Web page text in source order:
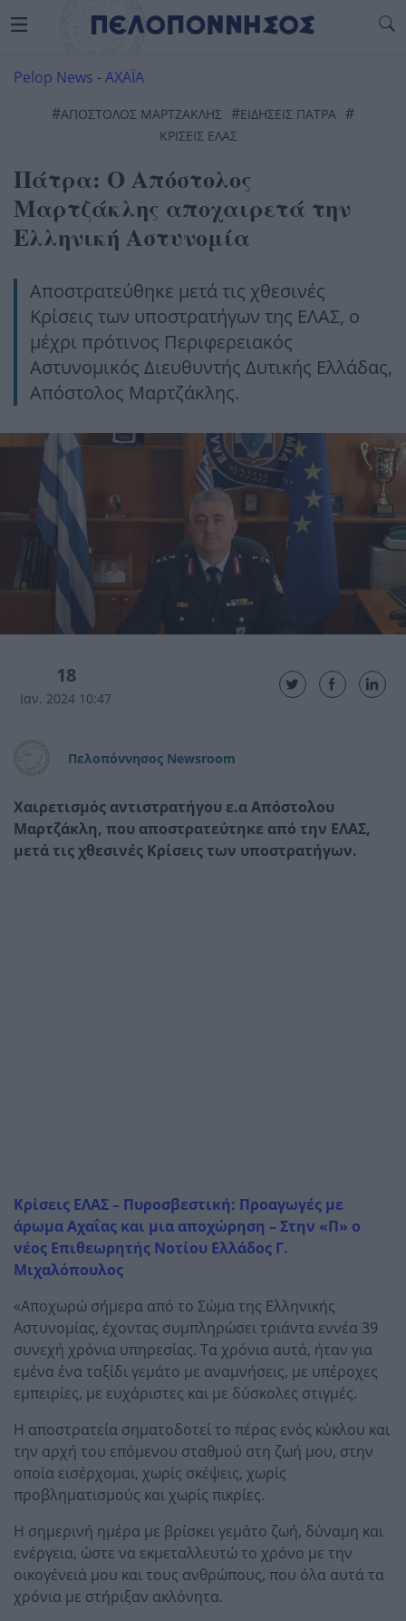
Pelop News -ΑΧΑΪΑ
#ΑΠΟΣΤΟΛΟΣ ΜΑΡΤΖΑΚΛΗΣ #ΕΙΔΗΣΕΙΣ ΠΑΤΡΑ #
ΚΡΙΣΕΙΣ ΕΛΑΣ
Πάτρα: Ο Απόστολος
Μαρτζάκλης αποχαιρετά την
Ελληνική Αστυνομία
Αποστρατεύθηκε μετά τις χθεσινές
Κρίσεις των υποστρατήγων της ΕΛΑΣ, ο
μέχρι πρότινος Περιφερειακός
Αστυνομικός Διευθυντής Δυτικής Ελλάδας,
Απόστολος Μαρτζάκλης.
18
Ιαν. 2024 10:47
Πελοπόννησος Newsroom
Χαιρετισμός αντιστρατήγου ε.α Απόστολου
Μαρτζάκλη, που αποστρατεύτηκε από την ΕΛΑΣ,
μετά τις χθεσινές Κρίσεις των υποστρατήγων.
Κρίσεις ΕΛΑΣ – Πυροσβεστική: Προαγωγές με
άρωμα Αχαΐας και μια αποχώρηση – Στην «Π» ο
νέος Επιθεωρητής Νοτίου Ελλάδος Γ.
Μιχαλόπουλος
«Αποχωρώ σήμερα από το Σώμα της Ελληνικής
Αστυνομίας, έχοντας συμπληρώσει τριάντα εννέα 39
συνεχή χρόνια υπηρεσίας. Τα χρόνια αυτά, ήταν για
εμένα ένα ταξίδι γεμάτο με αναμνήσεις, με υπέροχες
εμπειρίες, με ευχάριστες και με δύσκολες στιγμές.
Η αποστρατεία σηματοδοτεί το πέρας ενός κύκλου και
την αρχή του επόμενου σταθμού στη ζωή μου, στην
οποία εισέρχομαι, χωρίς σκέψεις, χωρίς
προβληματισμούς και χωρίς πικρίες.
Η σημερινή ημέρα με βρίσκει γεμάτο ζωή, δύναμη και
ενέργεια, ώστε να εκμεταλλευτώ το χρόνο με την
οικογένειά μου και τους ανθρώπους, που όλα αυτά τα
χρόνια με στήριξαν ακλόνητα.